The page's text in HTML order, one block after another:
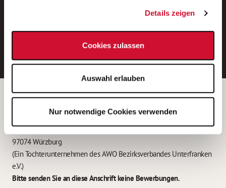
Details zeigen
Cookies zulassen
Auswahl erlauben
Nur notwendige Cookies verwenden
E-Mail-Adresse eintragen
Betreiber der Webseite
Garitz Bewirtschaftungsbetriebe GmbH
Kantstraße 45a
97074 Würzburg
(Ein Tochterunternehmen des AWO Bezirksverbandes Unterfranken
e.V.)
Bitte senden Sie an diese Anschrift keine Bewerbungen.